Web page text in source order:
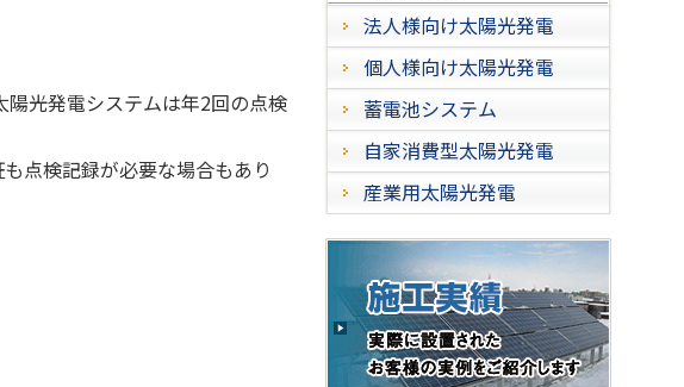
光発電システムは年2回の点検
点検記録が必要な場合もあり
法人様向け太陽光発電
個人様向け太陽光発電
蓄電池システム
自家消費型太陽光発電
産業用太陽光発電